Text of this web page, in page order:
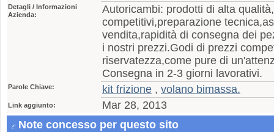
Detagli / Informazioni
Azienda:
Autoricambi: prodotti di alta
competitivi,preparazione
vendita,rapidità di consegna dei
i nostri prezzi.Godi di prezzi
riservatezza,come pure di
Consegna in 2-3 giorni lavorativi.
Parole Chiave: kit frizione , volano bimassa.
Link aggiunto:
Mar 28, 2013
Note concesso per questo sito